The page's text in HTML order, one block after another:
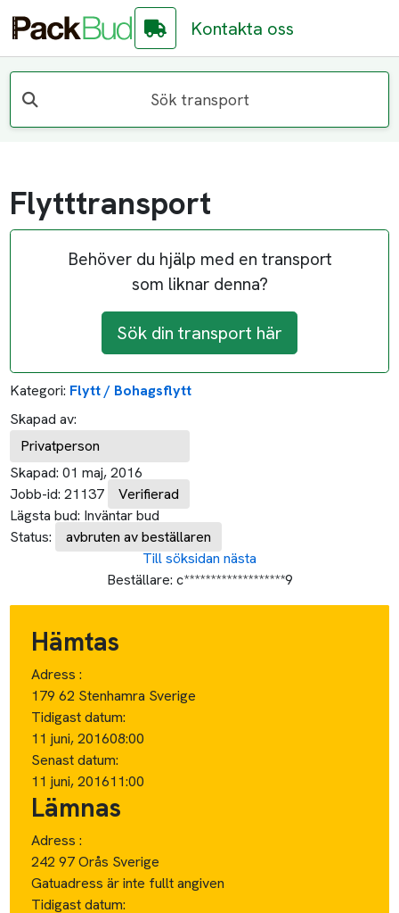
Kontakta oss
Sök transport
Flytttransport
Behöver du hjälp med en transport
som liknar denna?
Sök din transport här
Kategori: Flytt / Bohagsflytt
Skapad av:
Privatperson
Skapad: 01 maj, 2016
Jobb-id: 21137
Verifierad
Lägsta bud: Inväntar bud
Status:
avbruten av beställaren
Till söksidan nästa
Beställare: c*******************9
Hämtas
Adress :
179 62 Stenhamra Sverige
Tidigast datum:
11 juni, 201608:00
Senast datum:
11 juni, 201611:00
Lämnas
Adress :
242 97 Orås Sverige
Gatuadress är inte fullt angiven
Tidigast datum: